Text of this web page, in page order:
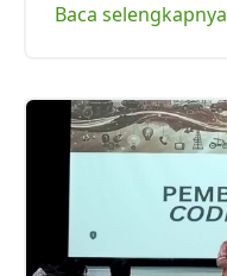
Baca selengkapnya